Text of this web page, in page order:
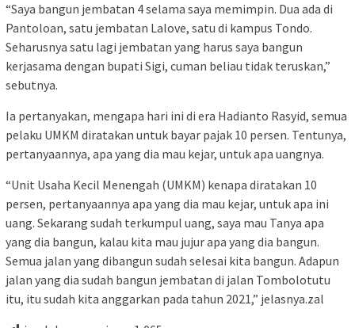
“Saya bangun jembatan 4 selama saya memimpin. Dua ada di
Pantoloan, satu jembatan Lalove, satu di kampus Tondo.
Seharusnya satu lagi jembatan yang harus saya bangun
kerjasama dengan bupati Sigi, cuman beliau tidak teruskan,”
sebutnya.
Ia pertanyakan, mengapa hari ini di era Hadianto Rasyid, semua
pelaku UMKM diratakan untuk bayar pajak 10 persen. Tentunya,
pertanyaannya, apa yang dia mau kejar, untuk apa uangnya.
“Unit Usaha Kecil Menengah (UMKM) kenapa diratakan 10
persen, pertanyaannya apa yang dia mau kejar, untuk apa ini
uang. Sekarang sudah terkumpul uang, saya mau Tanya apa
yang dia bangun, kalau kita mau jujur apa yang dia bangun.
Semua jalan yang dibangun sudah selesai kita bangun. Adapun
jalan yang dia sudah bangun jembatan di jalan Tombolotutu
itu, itu sudah kita anggarkan pada tahun 2021,” jelasnya.zal